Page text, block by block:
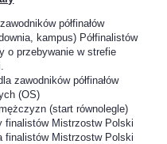
półfinałów
kampus) Półfinalistów
o przebywanie w strefie
zawodników półfinałów
(OS)
(start równolegle)
finalistów Mistrzostw Polski
finalistów Mistrzostw Polski